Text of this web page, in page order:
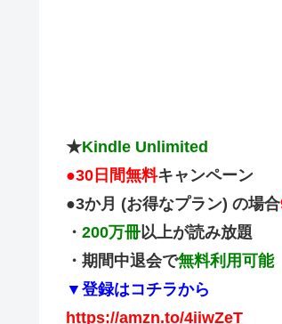
★Kindle Unlimited
●30日間無料キャンペーン
●3か月 (お得なプラン) の場合
・ 200万冊以上が読み放題
・期間中退会で無料利用可能
▼登録はコチラから
https://amzn.to/4iiwZeT